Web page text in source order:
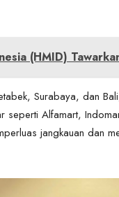
(HMID)
Surabaya, dan
seperti Alfamart,
jangkauan dan